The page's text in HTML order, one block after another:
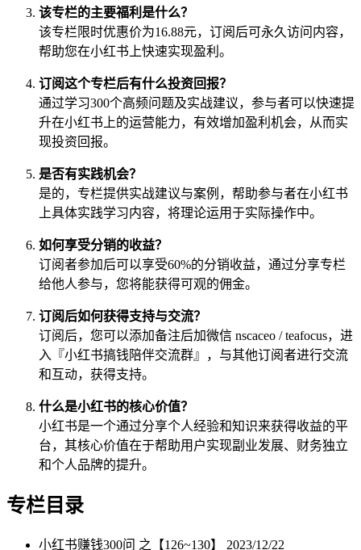
该专栏的主要福利是什么？
该专栏限时优惠价为16.88元，订阅后可永久访问内容，
帮助您在小红书上快速实现盈利。
订阅这个专栏后有什么投资回报？
通过学习300个高频问题及实战建议，参与者可以快速提
升在小红书上的运营能力，有效增加盈利机会，从而实
现投资回报。
是否有实践机会？
是的，专栏提供实战建议与案例，帮助参与者在小红书
上具体实践学习内容，将理论运用于实际操作中。
如何享受分销的收益？
订阅者参加后可以享受60%的分销收益，通过分享专栏
给他人参与，您将能获得可观的佣金。
订阅后如何获得支持与交流？
订阅后，您可以添加备注后加微信 nscaceo / teafocus，进
入『小红书搞钱陪伴交流群』，与其他订阅者进行交流
和互动，获得支持。
什么是小红书的核心价值？
小红书是一个通过分享个人经验和知识来获得收益的平
台，其核心价值在于帮助用户实现副业发展、财务独立
和个人品牌的提升。
专栏目录
小红书赚钱300问 之【126~130】 2023/12/22